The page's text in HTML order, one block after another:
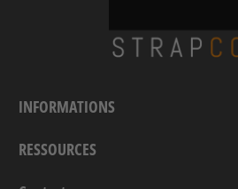
INFORMATIONS
RESSOURCES